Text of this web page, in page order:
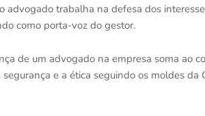
advogado trabalha na defesa dos
como porta-voz do gestor.
de um advogado na empresa soma ao
e a ética seguindo os moldes da